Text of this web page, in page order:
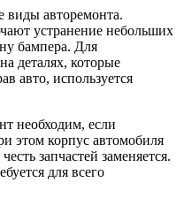
виды авторемонта.
устранение небольших
бампера. Для
деталях, которые
авто, используется
необходим, если
этом корпус автомобиля
запчастей заменяется.
для всего